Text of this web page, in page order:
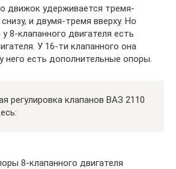
движок удерживается тремя-
и двумя-тремя вверху. Но
8-клапанного двигателя есть
У 16-ти клапанного она
него есть дополнительные опоры.
регулировка клапанов ВАЗ 2110
8-клапанного двигателя